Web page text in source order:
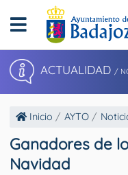
ACTUALIDAD /
Inicio AYTO
Ganadores de
Navidad